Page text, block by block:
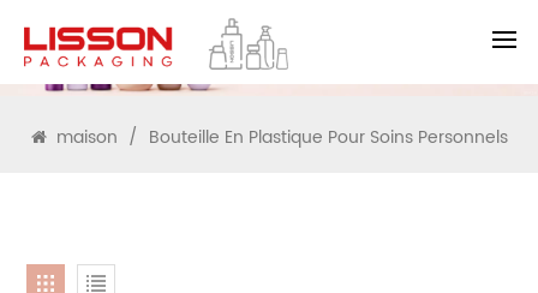
RECHERCHE
maison / Bouteille En Plastique Pour Soins Personnels